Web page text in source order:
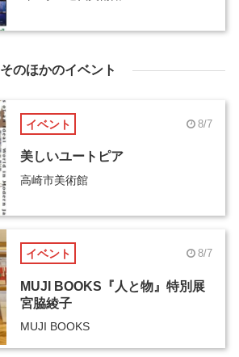
そのほかのイベント
イベント 8/7
美しいユートピア
高崎市美術館
イベント 8/7
MUJI BOOKS『人と物』特別展
宮脇綾子
MUJI BOOKS